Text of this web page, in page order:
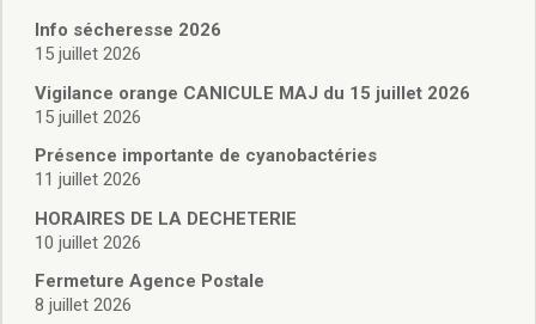
Affaires Scolaires
Vie associative
Police Municipale/règlementation
Cimetière/réglementation funéraire
Services en ligne
Licences boissons
Cadastre
Actes d’état civil
Info sécheresse 2026
15 juillet 2026
Vigilance orange CANICULE MAJ du 15 juillet 2026
15 juillet 2026
Présence importante de cyanobactéries
11 juillet 2026
HORAIRES DE LA DECHETERIE
10 juillet 2026
Fermeture Agence Postale
8 juillet 2026